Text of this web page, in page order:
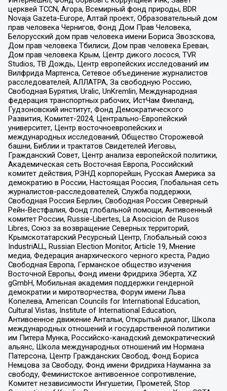
церквей TCCN, Агора, Всемирный фонд природы, BDR
Novaja Gazeta-Europe, Алтай проект, Образовательный дом
прав человека Чернигов, Фонд Дом Прав Человека,
Белорусский дом прав человека имени Бориса Звозскова,
Дом прав человека Тбилиси, Дом прав человека Ереван,
Дом прав человека Крым, Центр дикого лосося, TVR
Studios, ТВ Дождь, Центр европейских исследований им
Вилфрида Мартенса, Сетевое объединение журналистов
расследователей, АЛЛАТРА, За свободную Россию,
Свободная Бурятия, Uralic, UnKremlin, Международная
федерация транспортных рабочих, ИстЧам Финланд,
Гудзоновский институт, Фонд Демократического
Развития, Комитет-2024, Центрально-Европейский
университет, Центр восточноевропейских и
международных исследований, Общество Сторожевой
башни, Библии и трактатов Свидетелей Иеговы,
Гражданский Совет, Центр анализа европейской политики,
Академическая сеть Восточная Европа, Российский
комитет действия, РЭНД корпорейшн, Русская Америка за
демократию в России, Настоящая Россия, Глобальная сеть
журналистов-расследователей, Служба поддержки,
Свободная Россия Берлин, Свободная Россия Северный
Рейн-Вестфалия, Фонд глобальной помощи, Антивоенный
комитет России, Russie-Libertes, La Asocicion de Rusos
Libres, Союз за возвращение Северных территорий,
Крымскотатарский Ресурсный Центр, Глобальный союз
IndustriALL, Russian Election Monitor, Article 19, Мнение
медиа, Федерация анархического черного креста, Радио
Свободная Европа, Германское общество изучения
Восточной Европы, Фонд имени Фридриха Эберта, XZ
gGmbH, Мобильная академия поддержки гендерной
демократии и миротворчества, Форум имени Льва
Копелева, American Councils for International Education,
Cultural Vistas, Institute of International Education,
Антивоенное движение Антальи, Открытый диалог, Школа
международных отношений и государственной политики
им Питера Мунка, Российско-канадский демократический
альянс, Школа международных отношений им Нормана
Патерсона, Центр Гражданских Свобод, Фонд Бориса
Немцова за Свободу, Фонд имени Фридриха Науманна за
свободу, Феминистское антивоенное сопротивление,
Комитет независимости Ингушетии, Прометей, Stop